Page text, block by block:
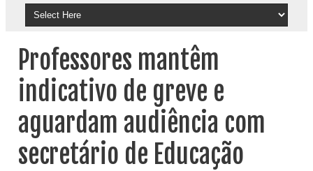
Professores mantêm
indicativo de greve e
aguardam audiência com
secretário de Educação